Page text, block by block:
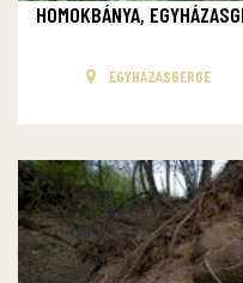
HOMOKBÁNYA,
EGYHÁZASGERGE